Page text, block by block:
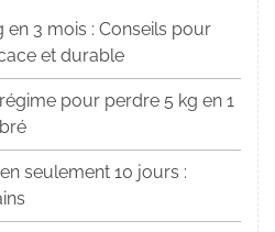
3 mois : Conseils pour
et durable
pour perdre 5 kg en 1
seulement 10 jours :